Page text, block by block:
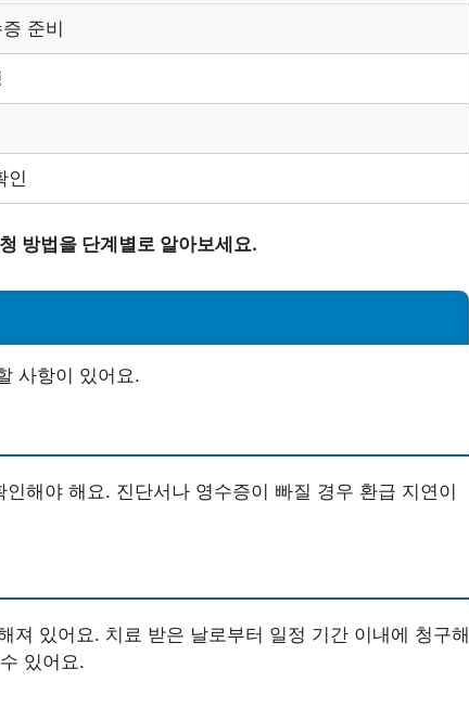
준비
인
방법을 단계별로 알아보세요.
사항이 있어요.
해야 해요. 진단서나 영수증이 빠질 경우 환급 지연이
져 있어요. 치료 받은 날로부터 일정 기간 이내에 청구해
있어요.